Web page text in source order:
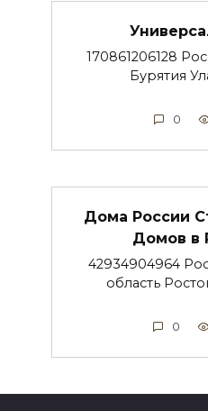
170861206128
Бурятия
0
Дома России
Домов в
42934904964
область
0